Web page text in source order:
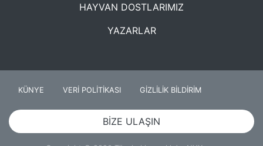
HAYVAN DOSTLARIMIZ
YAZARLAR
KÜNYE VERİ POLİTİKASI GİZLİLİK BİLDİRİM
BİZE ULAŞIN